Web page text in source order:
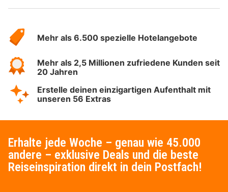
Hotelspecials
Mehr als 6.500 spezielle Hotelangebote
Mehr als 2,5 Millionen zufriedene Kunden seit
20 Jahren
Erstelle deinen einzigartigen Aufenthalt mit
unseren 56 Extras
Erhalte jede Woche – genau wie 45.000
andere – exklusive Deals und die beste
Reiseinspiration direkt in dein Postfach!